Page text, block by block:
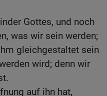
Gottes, und noch
was wir sein werden;
gleichgestaltet sein
wird; denn wir
auf ihn hat,